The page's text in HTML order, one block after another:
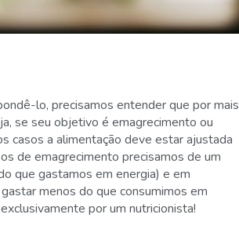
lo, precisamos entender que por mais
se seu objetivo é emagrecimento ou
casos a alimentação deve estar ajustada
de emagrecimento precisamos de um
que gastamos em energia) e em
menos do que consumimos em
por um nutricionista!